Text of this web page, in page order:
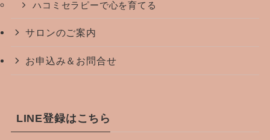
ハコミセラピーで心を育てる
サロンのご案内
お申込み＆お問合せ
LINE登録はこちら